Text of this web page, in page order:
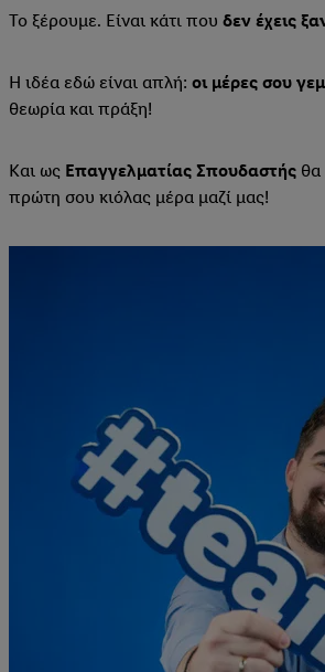
Το ξέρουμε. Είναι κάτι που δεν έχεις
Η ιδέα εδώ είναι απλή: οι μέρες σου
θεωρία και πράξη!
Και ως Επαγγελματίας Σπουδαστής θα
πρώτη σου κιόλας μέρα μαζί μας!